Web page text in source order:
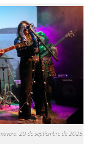
20 de septiembre de 2025.